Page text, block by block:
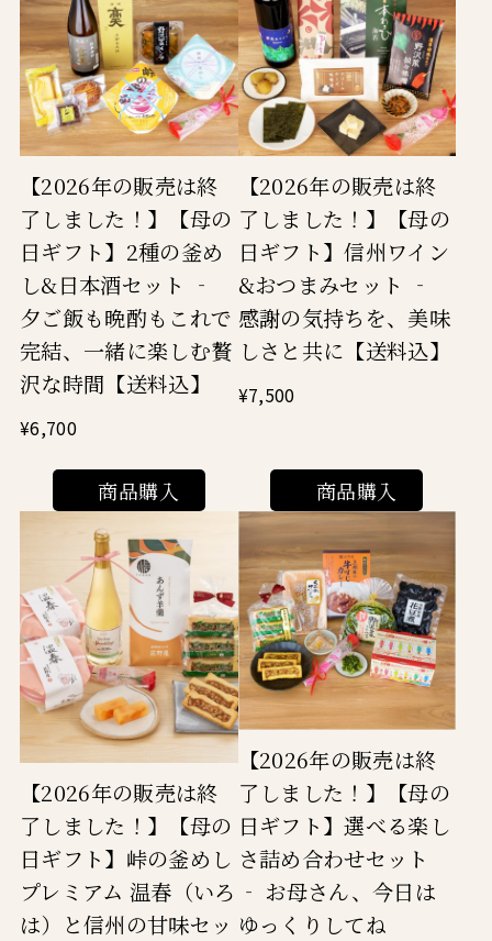
【2026年の販売は終
了しました！】【母の
日ギフト】2種の釜め
し&日本酒セット ‐
夕ご飯も晩酌もこれで
完結、一緒に楽しむ贅
沢な時間【送料込】
¥6,700
商品購入
【2026年の販売は終
了しました！】【母の
日ギフト】信州ワイン
&おつまみセット ‐
感謝の気持ちを、美味
しさと共に【送料込】
¥7,500
商品購入
【2026年の販売は終
了しました！】【母の
日ギフト】峠の釜めし
プレミアム 温春（いろ
は）と信州の甘味セッ
【2026年の販売は終
了しました！】【母の
日ギフト】選べる楽し
さ詰め合わせセット
‐ お母さん、今日は
ゆっくりしてね